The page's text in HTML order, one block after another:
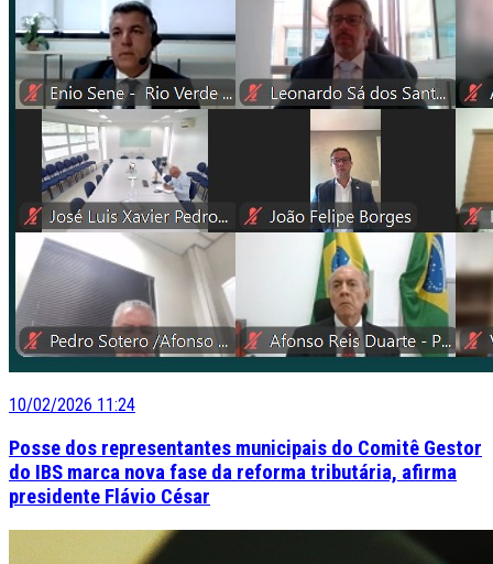
10/02/2026 11:24
Posse dos representantes municipais do Comitê Gestor
do IBS marca nova fase da reforma tributária, afirma
presidente Flávio César